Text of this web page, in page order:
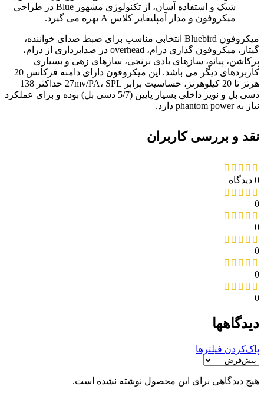
شیک و استفاده آسان، از تکنولوژی مشهور Blue در طراحی
میکروفون و مدار آمپلیفایر کلاس A بهره می گیرد.
میکروفون Bluebird انتخابی مناسب برای ضبط صدای خواننده،
گیتار، میکروفون گذاری درام، overhead در صدابرداری از درام،
پرکاشن، پیانو، سازهای بادی برنجی، سازهای زهی و بسیاری
کاربردهای دیگر می باشد. این میکروفون دارای دامنه فرکانس 20
هرتز تا 20 کیلوهرتز، حساسیت برابر 27mv/PA، SPL حداکثر 138
دسی بل و نویز داخلی بسیار پایین (5/7 دسی بل) بوده و برای عملکرد
نیاز به phantom power دارد.
نقد و بررسی کاربران
0 دیدگاه
0
0
0
0
0
دیدگاهها
پاک‌کردن فیلترها
هیچ دیدگاهی برای این محصول نوشته نشده است.